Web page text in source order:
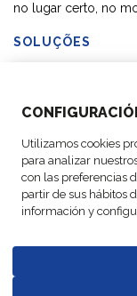
Utilizamos cookies
para analizar
con las preferencias
partir de sus hábitos
información y
no lugar certo, no
SOLUÇÕES
ACTIVIDADES
SIGA-NOS